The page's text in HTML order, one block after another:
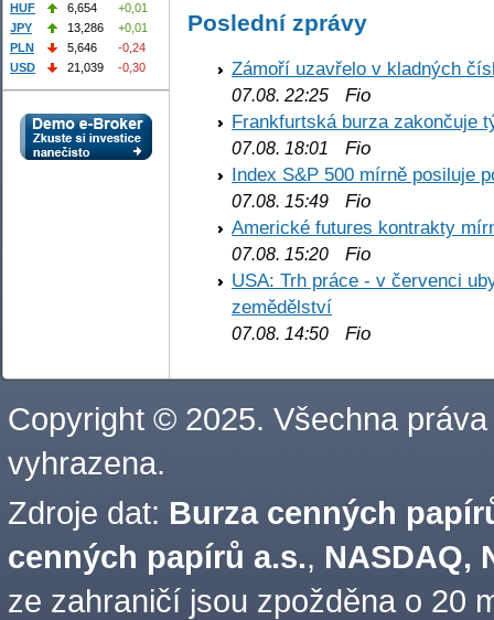
Poslední zprávy
Zámoří uzavřelo v kladných
07.08. 22:25 Fio
Frankfurtská burza zakončuje
07.08. 18:01
Fio
Index S&P 500 mírně posiluje
07.08. 15:49 Fio
Americké futures kontrakty
07.08. 15:20 Fio
USA: Trh práce - v červenci
zemědělství
07.08. 14:50 Fio
HUF
6,654
+0,01
JPY
13,286
+0,01
PLN
5,646
-0,24
USD
21,039 -0,30
Copyright © 2025. Všechna práva
vyhrazena.
Zdroje dat: Burza cenných
cenných papírů a.s., NASDAQ,
ze zahraničí jsou zpožděna o 20